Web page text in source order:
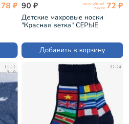
78 ₽ 90 ₽ по клубной
карте 72 ₽
Детские махровые носки
"Красная ветка" СЕРЫЕ
Добавить в корзину
11-12
9-10
22-24